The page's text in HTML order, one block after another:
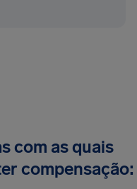
com as quais
compensação: